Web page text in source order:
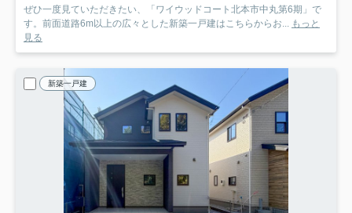
ぜひ一度見ていただきたい、「ワイウッドコート北本市中丸第6期」で
す。前面道路6m以上の広々とした新築一戸建はこちらからお...
もっと
見る
新築一戸建